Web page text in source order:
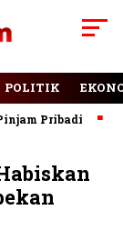
POLITIK
Pribadi